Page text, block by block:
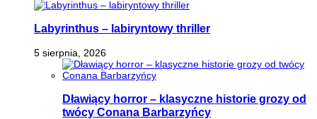
Labyrinthus – labiryntowy thriller
5 sierpnia, 2026
Dławiący horror – klasyczne historie grozy od
twócy Conana Barbarzyńcy